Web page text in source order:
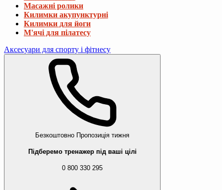
Масажні ролики
Килимки акупунктурні
Килимки для йоги
М'ячі для пілатесу
Аксесуари для спорту і фітнесу
Безкоштовно Пропозиція тижня
Підберемо тренажер під ваші цілі
0 800 330 295